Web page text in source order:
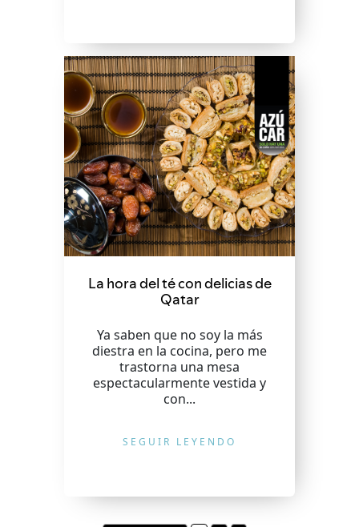
La hora del té con delicias de
Qatar
Ya saben que no soy la más
diestra en la cocina, pero me
trastorna una mesa
espectacularmente vestida y
con...
SEGUIR LEYENDO